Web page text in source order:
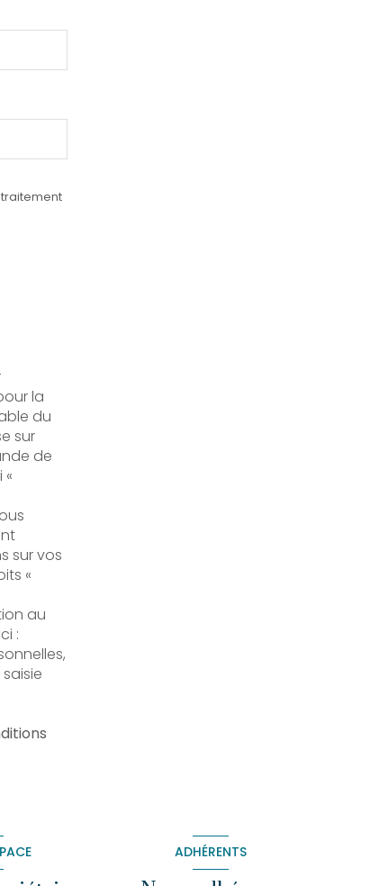
la
du
sur
de
sur vos
«
au
:
ADHÉRENTS